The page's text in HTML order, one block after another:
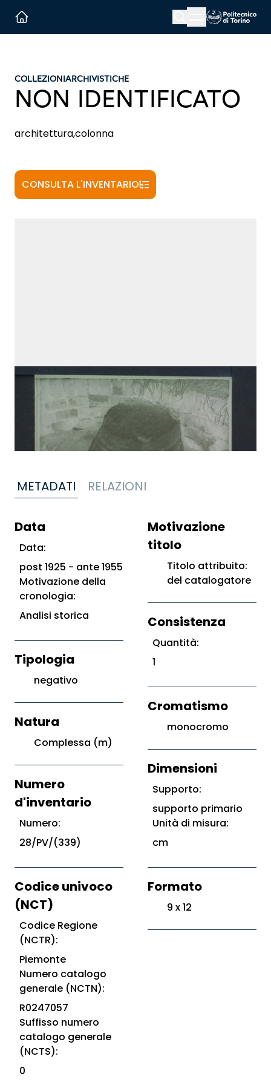
Menu button
COLLEZIONIARCHIVISTICHE
NON IDENTIFICATO
architettura,colonna
CONSULTA L'INVENTARIO
METADATI RELAZIONI
Data
Data:
post 1925 - ante 1955
Motivazione della
cronologia:
Analisi storica
Tipologia
negativo
Natura
Complessa (m)
Numero
d'inventario
Numero:
28/PV/(339)
Codice univoco
(NCT)
Codice Regione
(NCTR):
Piemonte
Numero catalogo
generale (NCTN):
R0247057
Suffisso numero
catalogo generale
(NCTS):
0
Motivazione
titolo
Titolo attribuito:
del catalogatore
Consistenza
Quantità:
1
Cromatismo
monocromo
Dimensioni
Supporto:
supporto primario
Unità di misura:
cm
Formato
9 x 12